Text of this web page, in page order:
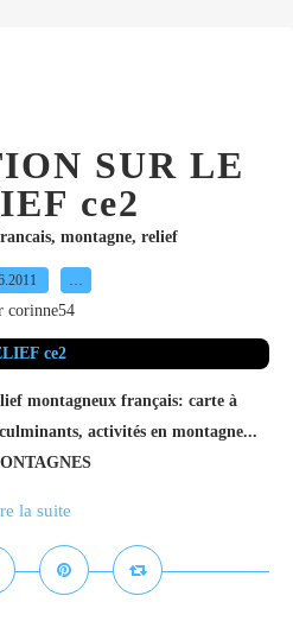
SUR LE
ce2
, montagne, relief
…
corinne54
montagneux français: carte à
activités en montagne...
la suite